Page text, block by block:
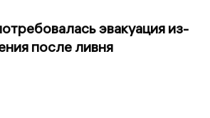
эвакуация из-
после ливня